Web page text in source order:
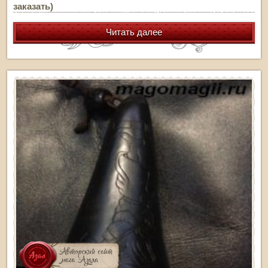
заказать)
Читать далее